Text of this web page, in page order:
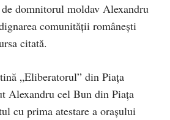
domnitorul moldav Alexandru
comunității românești
citată.
„Eliberatorul” din Piața
Alexandru cel Bun din Piața
cu prima atestare a orașului